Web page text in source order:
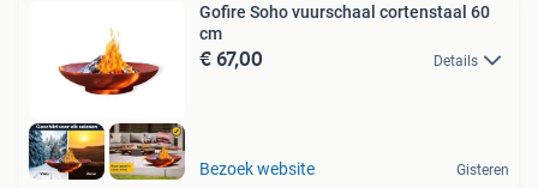
Gofire Soho vuurschaal cortenstaal 60
cm
€ 67,00 Details
Bezoek website Gisteren